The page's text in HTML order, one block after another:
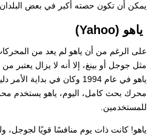
يمكن أن تكون حصته أكبر في بعض البلدان
ياهو (Yahoo)
على الرغم من أن ياهو لم يعد من
مثل جوجل أو بينغ، إلا أنه لا يزال يعتبر
ياهو في عام 1994 وكان في بداية
محرك بحث كامل، اليوم، ياهو يستخدم
للمستخدمين.
ياهو! كانت ذات يوم منافسًا قويًا لجوجل،